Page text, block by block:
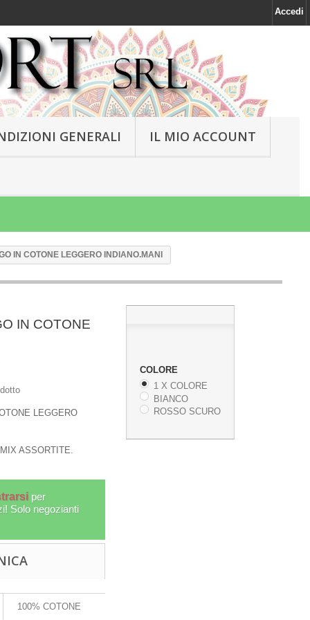
Accedi
GENERALI IL MIO ACCOUNT
IN COTONE LEGGERO INDIANO.MANI
RUOTA DELLA PREGHIERA
OG-PRE13
IN COTONE
LEGGERO
ASSORTITE.
per
Solo negozianti
100% COTONE
COLORE
1 X COLORE
BIANCO
ROSSO SCURO